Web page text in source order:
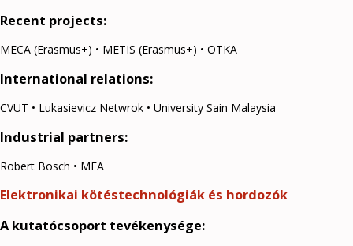
Recent projects:
MECA (Erasmus+) • METIS (Erasmus+) • OTKA
International relations:
CVUT • Lukasievicz Netwrok • University Sain Malaysia
Industrial partners:
Robert Bosch • MFA
Elektronikai kötéstechnológiák és hordozók
A kutatócsoport tevékenysége: